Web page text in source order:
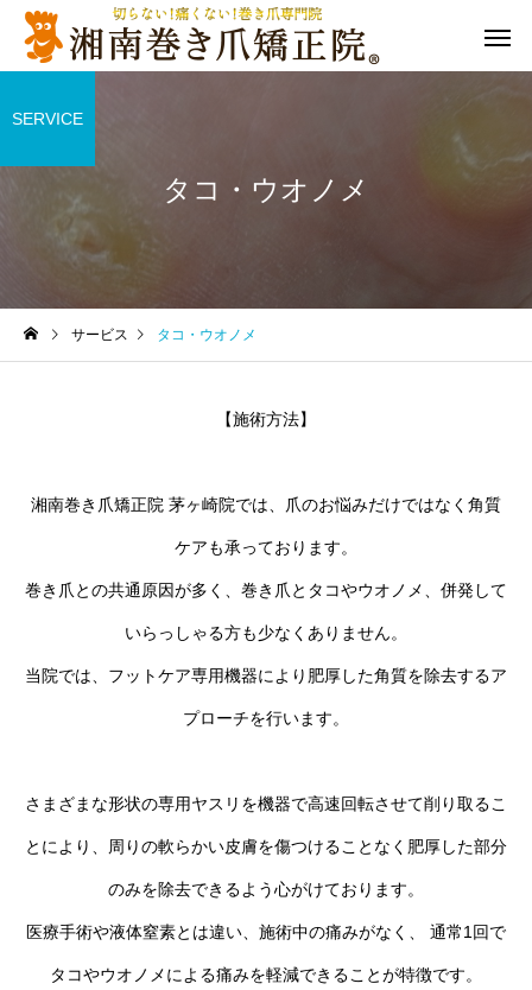
タコ・ウオノメ
SERVICE
サービス タコ・ウオノメ
【施術方法】
湘南巻き爪矯正院 茅ヶ崎院では、爪のお悩みだけではなく角質
ケアも承っております。
巻き爪との共通原因が多く、巻き爪とタコやウオノメ、併発して
いらっしゃる方も少なくありません。
当院では、フットケア専用機器により肥厚した角質を除去するア
プローチを行います。
さまざまな形状の専用ヤスリを機器で高速回転させて削り取るこ
とにより、周りの軟らかい皮膚を傷つけることなく肥厚した部分
のみを除去できるよう心がけております。
医療手術や液体窒素とは違い、施術中の痛みがなく、 通常1回で
タコやウオノメによる痛みを軽減できることが特徴です。